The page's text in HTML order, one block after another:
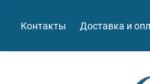
Контакты Доставка и